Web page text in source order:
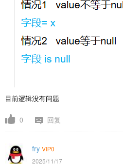
目前逻辑没有问题
0 回复
fry VIP0
2025/11/17